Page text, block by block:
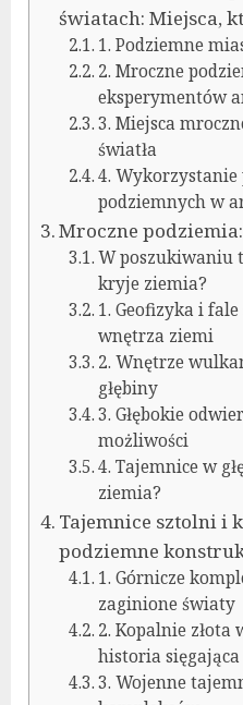
światach: Miejsca,
1. Podziemne
2. Mroczne
eksperymentów
3. Miejsca
światła
4.
podziemnych w
Mroczne
W poszukiwaniu
kryje ziemia?
1. Geofizyka i
wnętrza ziemi
2. Wnętrze
głębiny
3. Głębokie
możliwości
4. Tajemnice w
ziemia?
Tajemnice sztolni i
podziemne
1. Górnicze
zaginione światy
2. Kopalnie złota
historia
3. Wojenne